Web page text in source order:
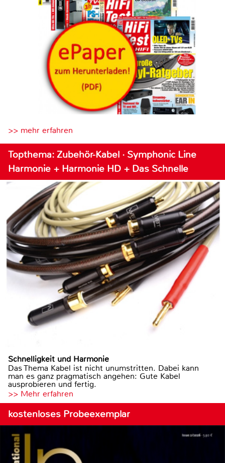
>> mehr erfahren
Topthema: Zubehör-Kabel · Symphonic Line
Harmonie + Harmonie HD + Das Schnelle
Schnelligkeit und Harmonie
Das Thema Kabel ist nicht unumstritten. Dabei kann
man es ganz pragmatisch angehen: Gute Kabel
ausprobieren und fertig.
>> Mehr erfahren
kostenloses Probeexemplar